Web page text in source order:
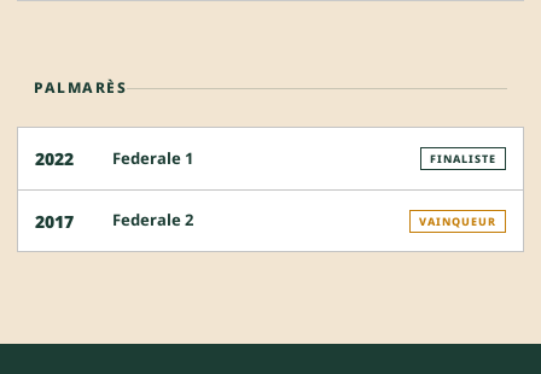
PALMARÈS
2022 Federale 1 FINALISTE
2017 Federale 2 VAINQUEUR